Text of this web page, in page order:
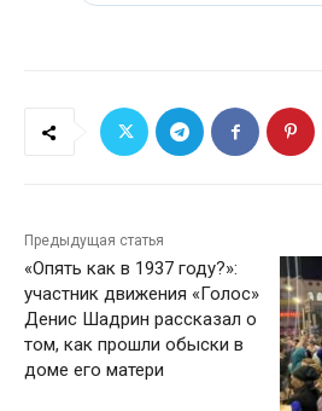
Предыдущая статья
«Опять как в 1937 году?»:
участник движения «Голос»
Денис Шадрин рассказал о
том, как прошли обыски в
доме его матери